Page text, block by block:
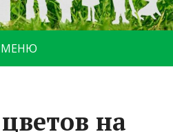
МЕНЮ
на